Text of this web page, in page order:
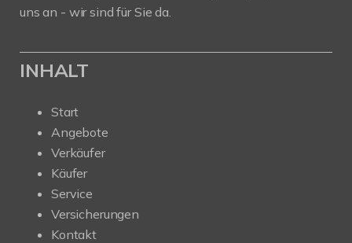
uns an - wir sind für Sie da.
INHALT
Start
Angebote
Verkäufer
Käufer
Service
Versicherungen
Kontakt